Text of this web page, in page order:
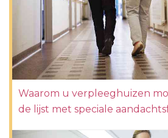
Waarom u verpleeghuizen
de lijst met speciale